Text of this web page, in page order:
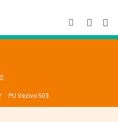
PU Vezivo 503